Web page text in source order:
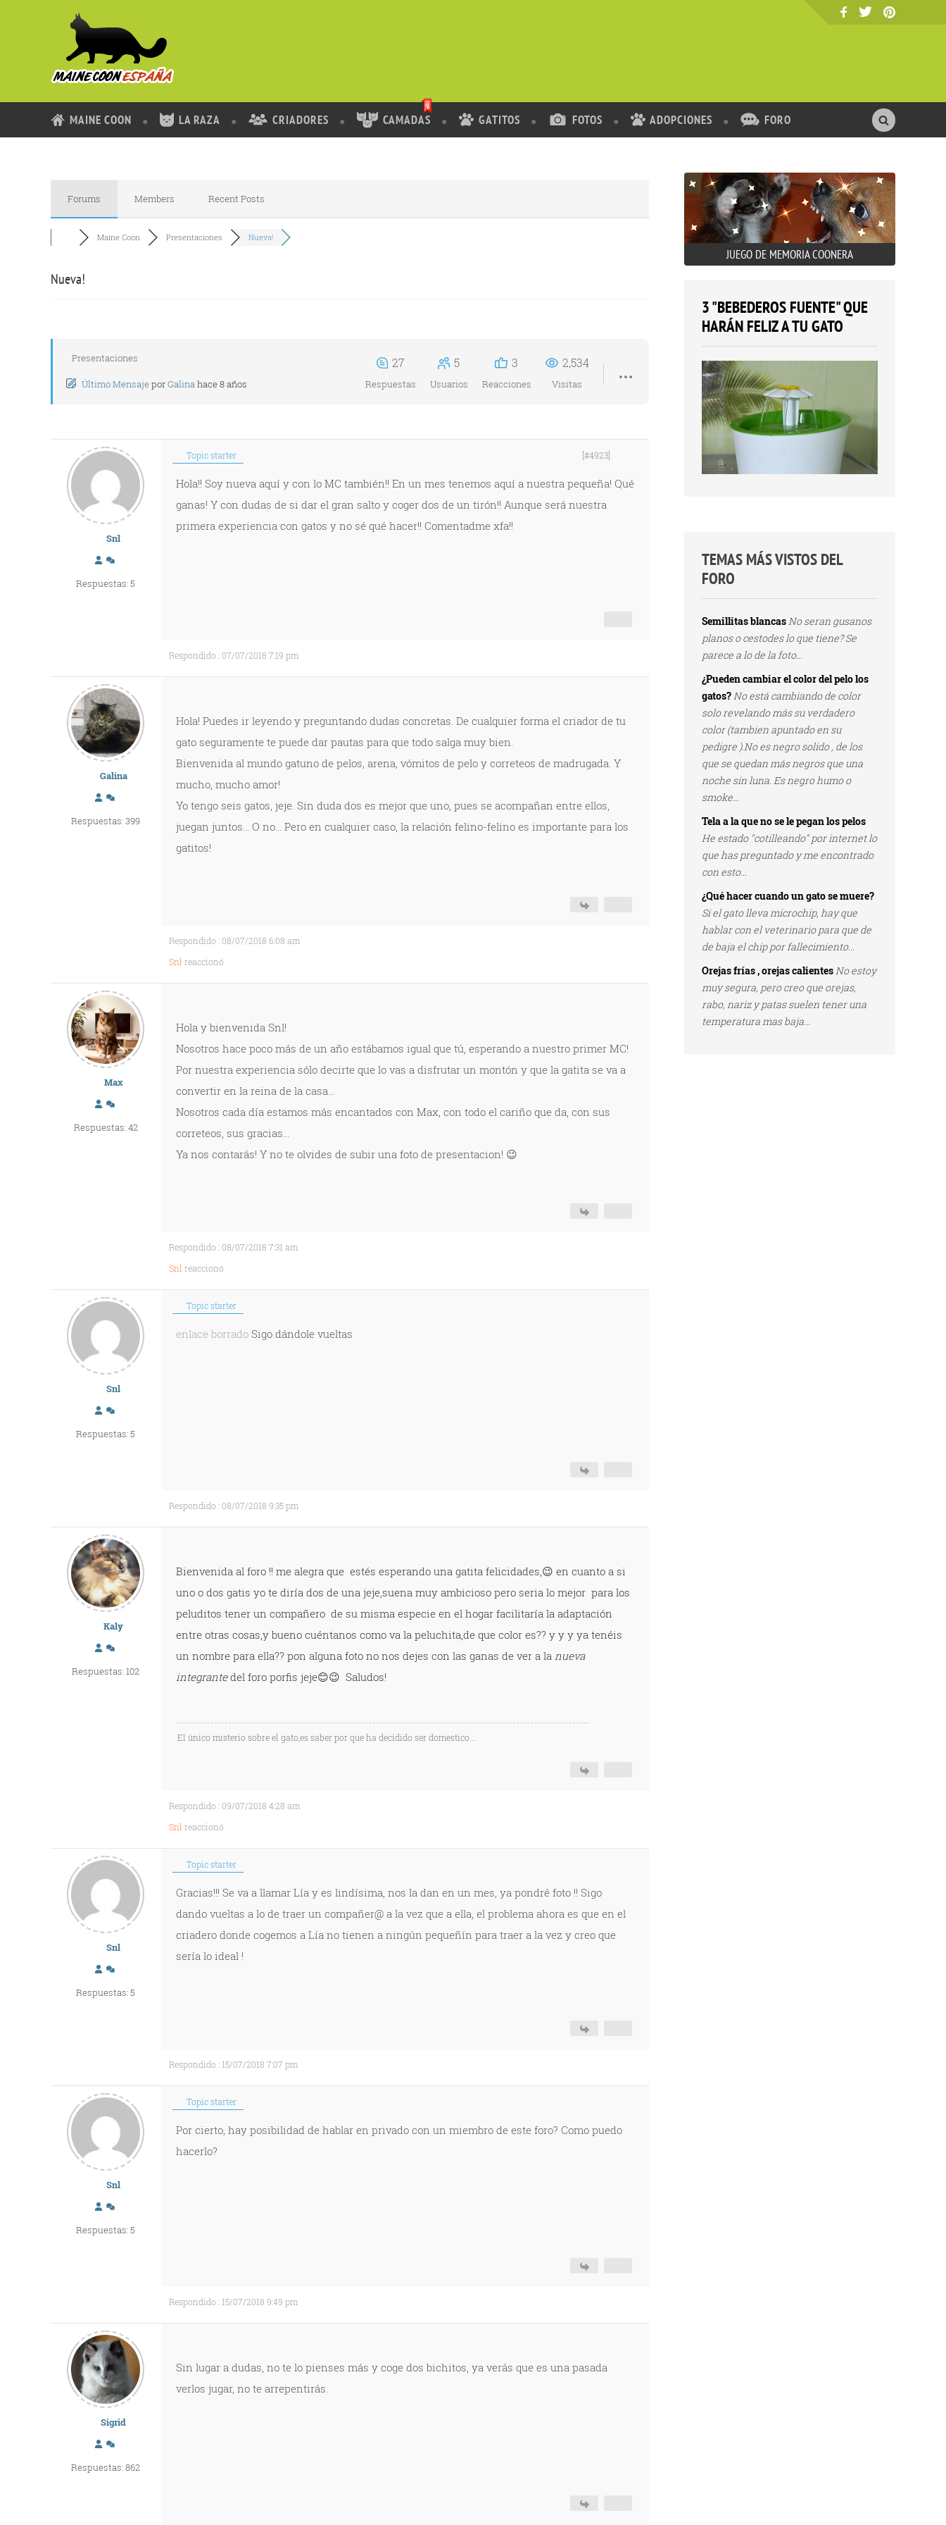
MAINE COON LA RAZA CRIADORES CAMADAS GATITOS FOTOS ADOPCIONES FORO
Forums Members Recent Posts
Maine Coon Presentaciones Nueva!
Nueva!
Presentaciones
Último MensajeporGalinahace 8 años
27
Respuestas
5
Usuarios
3
Reacciones
2,534
Visitas
Snl
Respuestas: 5
Topic starter [#4923]
Hola!! Soy nueva aquí y con lo MC también!! En un mes tenemos aquí a nuestra pequeña! Qué
ganas! Y con dudas de si dar el gran salto y coger dos de un tirón!! Aunque será nuestra
primera experiencia con gatos y no sé qué hacer!! Comentadme xfa!!
Respondido : 07/07/2018 7:19 pm
Galina
Respuestas: 399
Hola! Puedes ir leyendo y preguntando dudas concretas. De cualquier forma el criador de tu
gato seguramente te puede dar pautas para que todo salga muy bien.
Bienvenida al mundo gatuno de pelos, arena, vómitos de pelo y correteos de madrugada. Y
mucho, mucho amor!
Yo tengo seis gatos, jeje. Sin duda dos es mejor que uno, pues se acompañan entre ellos,
juegan juntos... O no... Pero en cualquier caso, la relación felino-felino es importante para los
gatitos!
Respondido : 08/07/2018 6:08 am
Snl reaccionó
Max
Respuestas: 42
Hola y bienvenida Snl!
Nosotros hace poco más de un año estábamos igual que tú, esperando a nuestro primer MC!
Por nuestra experiencia sólo decirte que lo vas a disfrutar un montón y que la gatita se va a
convertir en la reina de la casa...
Nosotros cada día estamos más encantados con Max, con todo el cariño que da, con sus
correteos, sus gracias...
Ya nos contarás! Y no te olvides de subir una foto de presentacion! 😉
Respondido : 08/07/2018 7:31 am
Snl reaccionó
Snl
Respuestas: 5
Topic starter
enlace borrado Sigo dándole vueltas
Respondido : 08/07/2018 9:35 pm
Kaly
Respuestas: 102
Bienvenida al foro !! me alegra que estés esperando una gatita felicidades,😉 en cuanto a si
uno o dos gatis yo te diría dos de una jeje,suena muy ambicioso pero seria lo mejor para los
peluditos tener un compañero de su misma especie en el hogar facilitaría la adaptación
entre otras cosas,y bueno cuéntanos como va la peluchita,de que color es?? y y y ya tenéis
un nombre para ella?? pon alguna foto no nos dejes con las ganas de ver a la nueva
integrantedel foro porfis jeje😊😉 Saludos!
El único misterio sobre el gato,es saber por que ha decidido ser domestico...
Respondido : 09/07/2018 4:28 am
Snl reaccionó
Snl
Respuestas: 5
Topic starter
Gracias!!! Se va a llamar Lía y es lindísima, nos la dan en un mes, ya pondré foto !! Sigo
dando vueltas a lo de traer un compañer@ a la vez que a ella, el problema ahora es que en el
criadero donde cogemos a Lía no tienen a ningún pequeñín para traer a la vez y creo que
sería lo ideal !
Respondido : 15/07/2018 7:07 pm
Snl
Respuestas: 5
Topic starter
Por cierto, hay posibilidad de hablar en privado con un miembro de este foro? Como puedo
hacerlo?
Respondido : 15/07/2018 9:49 pm
Sigrid
Respuestas: 862
Sin lugar a dudas, no te lo pienses más y coge dos bichitos, ya verás que es una pasada
verlos jugar, no te arrepentirás.
JUEGO DE MEMORIA COONERA
3 "BEBEDEROS FUENTE" QUE
HARÁN FELIZ A TU GATO
TEMAS MÁS VISTOS DEL
FORO
Semillitas blancasNo seran gusanos
planos o cestodes lo que tiene? Se
parece a lo de la foto...
¿Pueden cambiar el color del pelo los
gatos?No está cambiando de color
solo revelando más su verdadero
color (tambien apuntado en su
pedigre ).No es negro solido , de los
que se quedan más negros que una
noche sin luna. Es negro humo o
smoke...
Tela a la que no se le pegan los pelos
He estado "cotilleando" por internet lo
que has preguntado y me encontrado
con esto...
¿Qué hacer cuando un gato se muere?
Si el gato lleva microchip, hay que
hablar con el veterinario para que de
de baja el chip por fallecimiento...
Orejas frías , orejas calientesNo estoy
muy segura, pero creo que orejas,
rabo, nariz y patas suelen tener una
temperatura mas baja...